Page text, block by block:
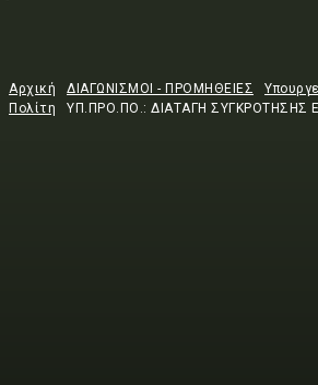
Αρχική ΔΙΑΓΩΝΙΣΜΟΙ - ΠΡΟΜΗΘΕΙΕΣ
Πολίτη
ΥΠ.ΠΡΟ.ΠΟ.: ΔΙΑΤΑΓΗ ΣΥΓΚΡΟΤΗΣΗΣ